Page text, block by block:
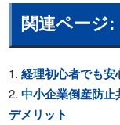
関連ページ:
経理初心者でも
中小企業倒産防止
デメリット